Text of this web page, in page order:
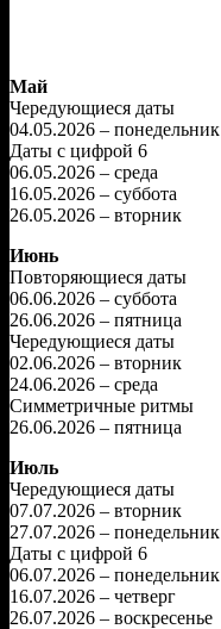
Май
Чередующиеся даты
04.05.2026 – понедельник
Даты с цифрой 6
06.05.2026 – среда
16.05.2026 – суббота
26.05.2026 – вторник
Июнь
Повторяющиеся даты
06.06.2026 – суббота
26.06.2026 – пятница
Чередующиеся даты
02.06.2026 – вторник
24.06.2026 – среда
Симметричные ритмы
26.06.2026 – пятница
Июль
Чередующиеся даты
07.07.2026 – вторник
27.07.2026 – понедельник
Даты с цифрой 6
06.07.2026 – понедельник
16.07.2026 – четверг
26.07.2026 – воскресенье